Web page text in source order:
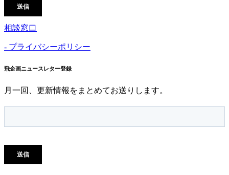
相談窓口
- プライバシーポリシー
飛企画ニュースレター登録
月一回、更新情報をまとめてお送りします。